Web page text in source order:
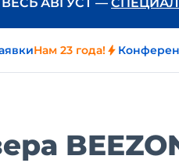
Нам 23 года!